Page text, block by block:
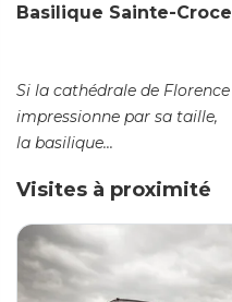
Basilique Sainte-Croce
Si la cathédrale de Florence
impressionne par sa taille,
la basilique...
Visites à proximité